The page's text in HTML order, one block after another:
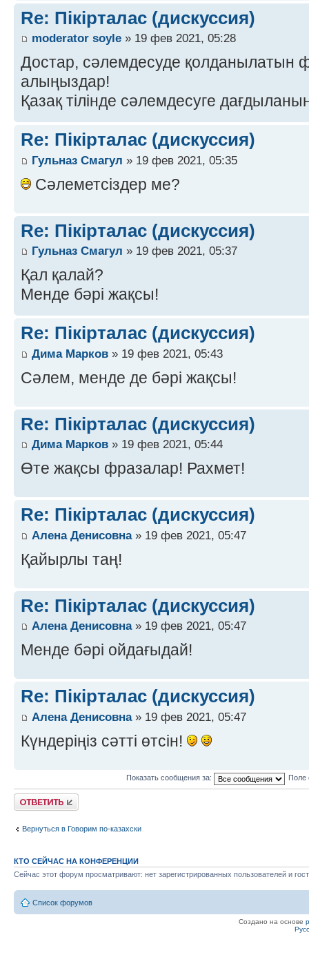
Re: Пікірталас (дискуссия)
moderator soyle » 19 фев 2021, 05:28
Достар, сәлемдесуде қолданылатын
алыңыздар!
Қазақ тілінде сәлемдесуге
Re: Пікірталас (дискуссия)
Гульназ Смагул » 19 фев 2021, 05:35
Сәлеметсіздер ме?
Re: Пікірталас (дискуссия)
Гульназ Смагул » 19 фев 2021, 05:37
Қал қалай?
Менде бәрі жақсы!
Re: Пікірталас (дискуссия)
Дима Марков » 19 фев 2021, 05:43
Сәлем, менде де бәрі жақсы!
Re: Пікірталас (дискуссия)
Дима Марков » 19 фев 2021, 05:44
Өте жақсы фразалар! Рахмет!
Re: Пікірталас (дискуссия)
Алена Денисовна» 19 фев 2021, 05:47
Қайырлы таң!
Re: Пікірталас (дискуссия)
Алена Денисовна» 19 фев 2021, 05:47
Менде бәрі ойдағыдай!
Re: Пікірталас (дискуссия)
Алена Денисовна» 19 фев 2021, 05:47
Күндеріңіз сәтті өтсін!
Показать сообщения за: Поле
Ответить
Вернуться в Говорим по-казахски
КТО СЕЙЧАС НА КОНФЕРЕНЦИИ
Сейчас этот форум просматривают: нет зарегистрированных пользователей и
Список форумов
Создано на основе